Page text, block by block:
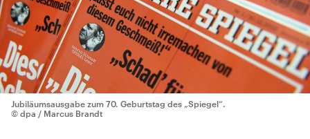
Jubiläumsausgabe zum 70. Geburtstag des „Spiegel“.
© dpa / Marcus Brandt